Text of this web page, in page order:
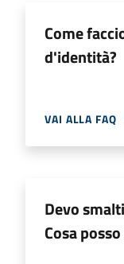
Come
d'identità?
VAI ALLA FAQ
Devo
Cosa